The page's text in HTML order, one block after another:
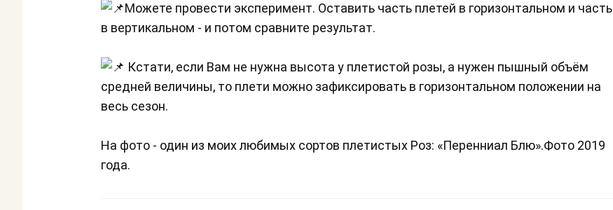
Можете провести эксперимент. Оставить часть плетей в горизонтальном и часть
в вертикальном - и потом сравните результат.
Кстати, если Вам не нужна высота у плетистой розы, а нужен пышный объём
средней величины, то плети можно зафиксировать в горизонтальном положении на
весь сезон.
На фото - один из моих любимых сортов плетистых Роз: «Перенниал Блю».Фото 2019
года.